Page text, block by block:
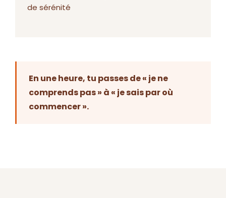
de sérénité
En une heure, tu passes de « je ne
comprends pas » à « je sais par où
commencer ».